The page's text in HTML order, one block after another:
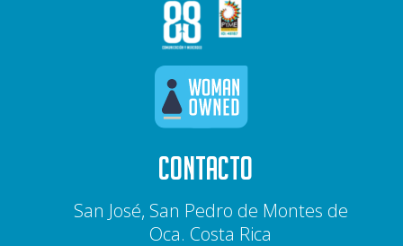
CONTACTO
San José, San Pedro de Montes de
Oca. Costa Rica